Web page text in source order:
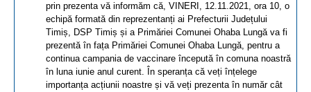
prin prezenta vă informăm că, VINERI, 12.11.2021, ora 10, o
echipă formată din reprezentanți ai Prefecturii Județului
Timiș, DSP Timiș și a Primăriei Comunei Ohaba Lungă va fi
prezentă în fața Primăriei Comunei Ohaba Lungă, pentru a
continua campania de vaccinare începută în comuna noastră
în luna iunie anul curent. În speranța că veți înțelege
importanța acțiunii noastre și vă veți prezenta în număr cât